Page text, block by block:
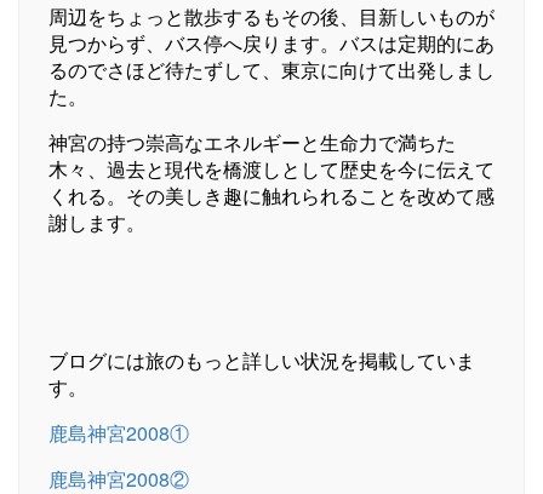
周辺をちょっと散歩するもその後、目新しいものが
見つからず、バス停へ戻ります。バスは定期的にあ
るのでさほど待たずして、東京に向けて出発しまし
た。
神宮の持つ崇高なエネルギーと生命力で満ちた
木々、過去と現代を橋渡しとして歴史を今に伝えて
くれる。その美しき趣に触れられることを改めて感
謝します。
ブログには旅のもっと詳しい状況を掲載していま
す。
鹿島神宮2008①
鹿島神宮2008②